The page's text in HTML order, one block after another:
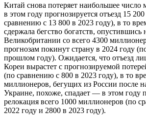
Китай снова потеряет наибольшее число
в этом году прогнозируется отъезд 15
сравнению с 13 800 в 2023 году), в то
сдержала бегство богатств, опустившись
Великобритании со всего 4300
прогнозам покинут страну в 2024 году
прошлом году). Ожидается, что отъезд
Кореи вырастет с прогнозируемой
(по сравнению с 800 в 2023 году), в то
миллионеров, бегущих из России после
Украине, похоже, спадает — в этом году
релокация всего 1000 миллионеров (по
2022 году и 2800 в 2023 году).